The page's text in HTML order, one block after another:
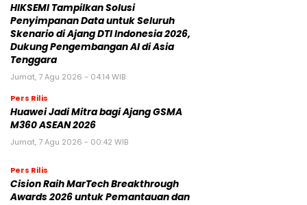
HIKSEMI Tampilkan Solusi
Penyimpanan Data untuk Seluruh
Skenario di Ajang DTI Indonesia 2026,
Dukung Pengembangan AI di Asia
Tenggara
Jumat, 7 Agu 2026 - 04:14 WIB
Pers Rilis
Huawei Jadi Mitra bagi Ajang GSMA
M360 ASEAN 2026
Jumat, 7 Agu 2026 - 00:42 WIB
Pers Rilis
Cision Raih MarTech Breakthrough
Awards 2026 untuk Pemantauan dan